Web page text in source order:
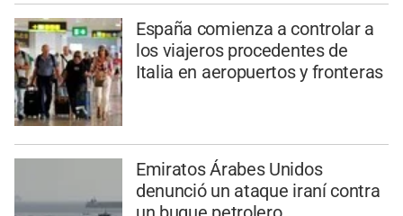
España comienza a controlar a
los viajeros procedentes de
Italia en aeropuertos y fronteras
Emiratos Árabes Unidos
denunció un ataque iraní contra